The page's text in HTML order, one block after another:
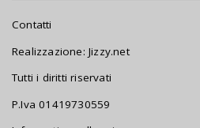
Contatti
Realizzazione: Jizzy.net
Tutti i diritti riservati
P.Iva 01419730559